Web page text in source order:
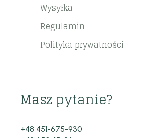
Wysyłka
Regulamin
Polityka prywatności
Masz pytanie?
+48 451-675-930